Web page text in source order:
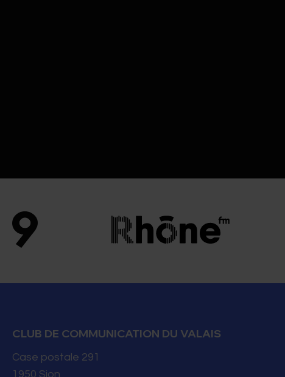
CLUB DE COMMUNICATION DU VALAIS
Case postale 291
1950 Sion